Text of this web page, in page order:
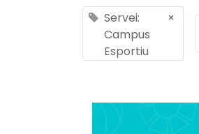
Servei:
Campus
Esportiu
×